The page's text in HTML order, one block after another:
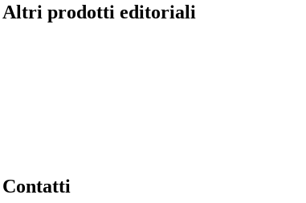
Altri prodotti editoriali
Contatti